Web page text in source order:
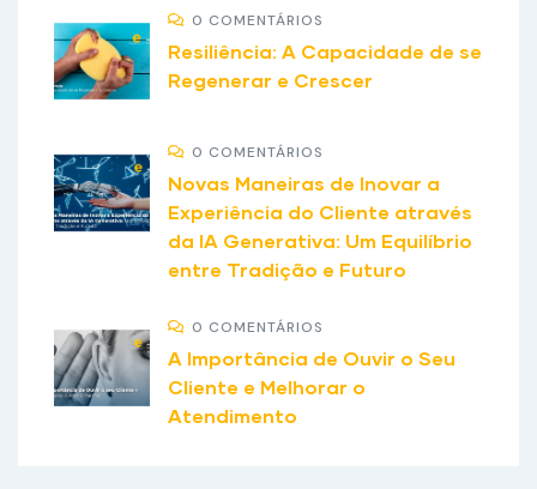
0 COMENTÁRIOS
Resiliência: A Capacidade de se
Regenerar e Crescer
0 COMENTÁRIOS
Novas Maneiras de Inovar a
Experiência do Cliente através
da IA Generativa: Um Equilíbrio
entre Tradição e Futuro
0 COMENTÁRIOS
A Importância de Ouvir o Seu
Cliente e Melhorar o
Atendimento